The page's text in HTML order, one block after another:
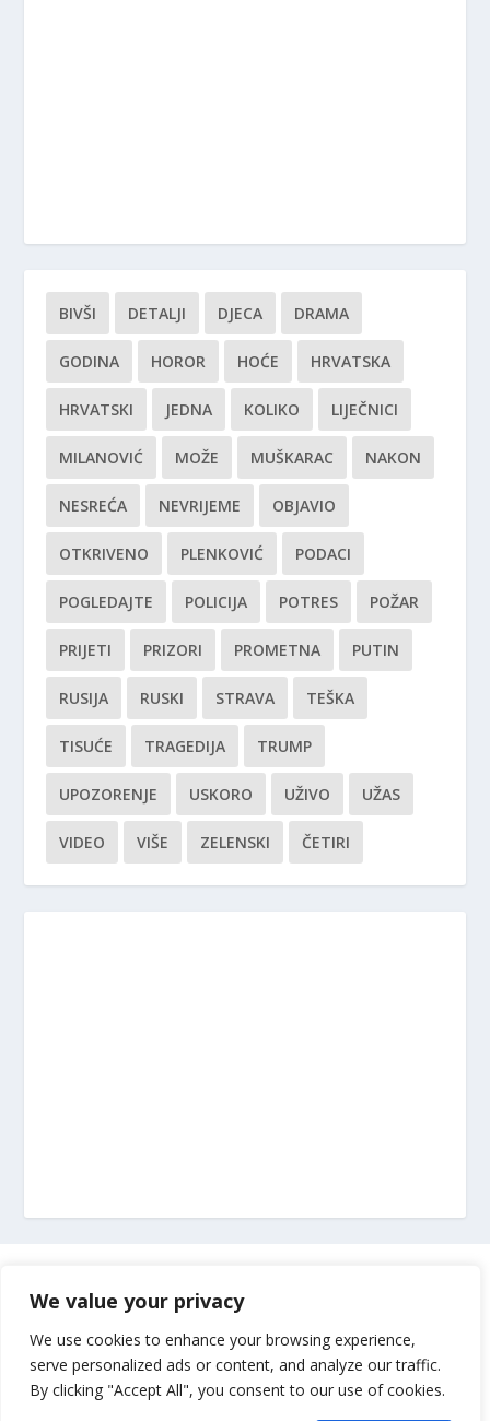
We value your privacy
We use cookies to enhance your browsing experience,
serve personalized ads or content, and analyze our traffic.
By clicking "Accept All", you consent to our use of cookies.
BIVŠI DETALJI DJECA DRAMA
GODINA HOROR HOĆE HRVATSKA
HRVATSKI JEDNA KOLIKO LIJEČNICI
MILANOVIĆ MOŽE MUŠKARAC NAKON
NESREĆA NEVRIJEME OBJAVIO
OTKRIVENO PLENKOVIĆ PODACI
POGLEDAJTE POLICIJA POTRES POŽAR
PRIJETI PRIZORI PROMETNA PUTIN
RUSIJA RUSKI STRAVA TEŠKA
TISUĆE TRAGEDIJA TRUMP
UPOZORENJE USKORO UŽIVO UŽAS
VIDEO VIŠE ZELENSKI ČETIRI
Impressum
Uvjeti korištenja